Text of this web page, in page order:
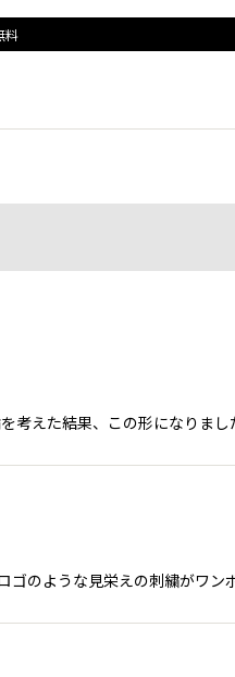
考えた結果、この形になりま
ゴのような見栄えの刺繍がワ